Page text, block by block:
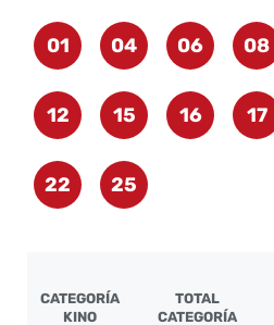
01 04 06 08
12 15 16 17
22 25
CATEGORÍA
KINO
TOTAL
CATEGORÍA